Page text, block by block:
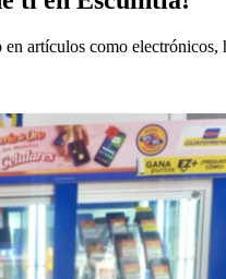
artículos como